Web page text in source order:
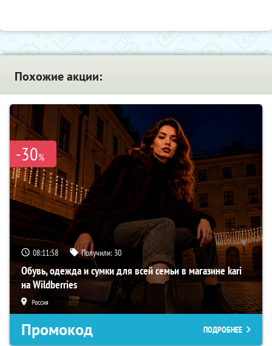
Похожие акции:
-30%
08:11:57 Получили: 30
Обувь, одежда и сумки для всей семьи в магазине kari
на Wildberries
Россия
Промокод ПОДРОБНЕЕ